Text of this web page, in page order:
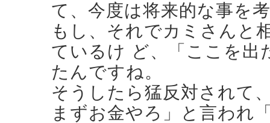
て、今度は将来的な事を
もし、それでカミさんと
ているけ ど、「ここを出
たんですね。
そうしたら猛反対されて
まずお金やろ」と言われ